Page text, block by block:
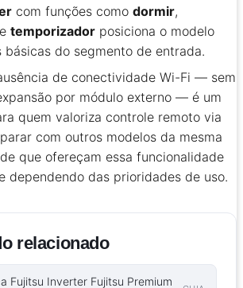
com funções como dormir,
e temporizador posiciona o modelo
básicas do segmento de entrada.
de conectividade Wi-Fi — sem
por módulo externo — é um
quem valoriza controle remoto via
com outros modelos da mesma
que ofereçam essa funcionalidade
dependendo das prioridades de uso.
relacionado
Fujitsu Inverter Fujitsu Premium